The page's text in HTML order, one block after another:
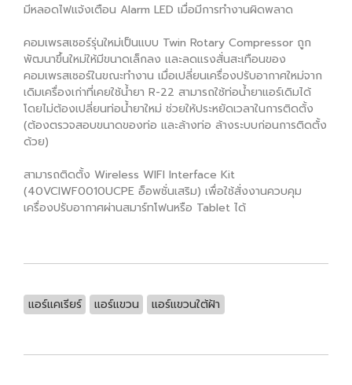
มีหลอดไฟแจ้งเตือน Alarm LED เมื่อมีการทำงานผิดพลาด
คอมเพรสเซอร์รุ่นใหม่เป็นแบบ Twin Rotary Compressor ถูก
พัฒนาขึ้นใหม่ให้มีขนาดเล็กลง และลดแรงสั่นสะเทือนของ
คอมเพรสเซอร์ในขณะทำงาน เมื่อเปลี่ยนเครื่องปรับอากาศใหม่จาก
เดิมเครื่องเก่าที่เคยใช้น้ำยา R-22 สามารถใช้ท่อน้ำยาแอร์เดิมได้
โดยไม่ต้องเปลี่ยนท่อน้ำยาใหม่ ช่วยให้ประหยัดเวลาในการติดตั้ง
(ต้องตรวจสอบขนาดของท่อ และล้างท่อ ล้างระบบก่อนการติดตั้ง
ด้วย)
สามารถติดตั้ง Wireless WIFI Interface Kit
(40VCIWF0010UCPE อ็อพชั่นเสริม) เพื่อใช้สั่งงานควบคุม
เครื่องปรับอากาศผ่านสมาร์ทโฟนหรือ Tablet ได้
แอร์แคเรียร์ แอร์แขวน แอร์แขวนใต้ฝ้า